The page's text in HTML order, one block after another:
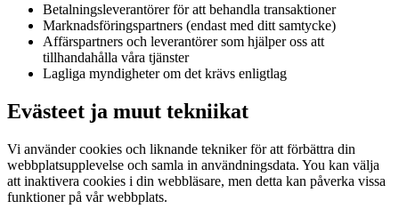
Betalningsleverantörer för att behandla transaktioner
Marknadsföringspartners (endast med ditt samtycke)
Affärspartners och leverantörer som hjälper oss att
tillhandahålla våra tjänster
Lagliga myndigheter om det krävs enligtlag
Evästeet ja muut tekniikat
Vi använder cookies och liknande tekniker för att förbättra din
webbplatsupplevelse och samla in användningsdata. You kan välja
att inaktivera cookies i din webbläsare, men detta kan påverka vissa
funktioner på vår webbplats.